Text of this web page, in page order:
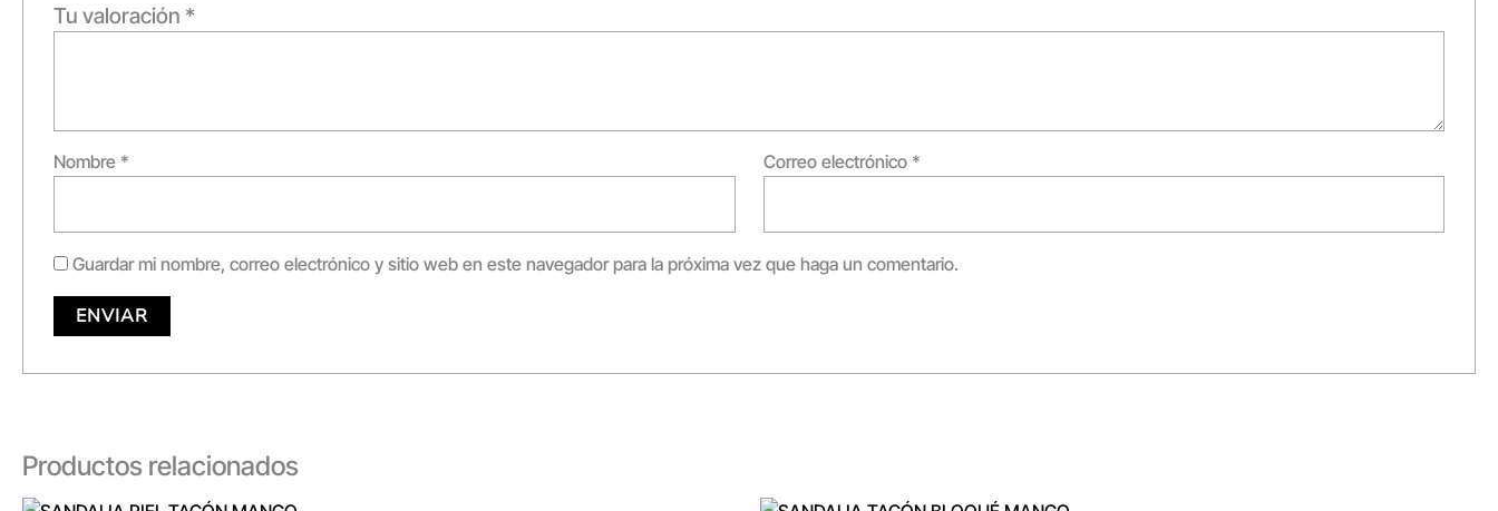
Tu valoración *
Nombre * Correo electrónico *
Guardar mi nombre, correo electrónico y sitio web en este navegador para la próxima vez que haga un comentario.
Productos relacionados